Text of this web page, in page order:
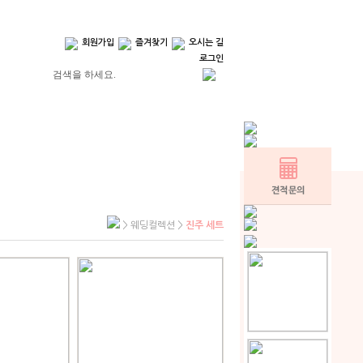
오시는 길
즐겨찾기
회원가입
로그인
> 웨딩컬렉션 > 진주 세트